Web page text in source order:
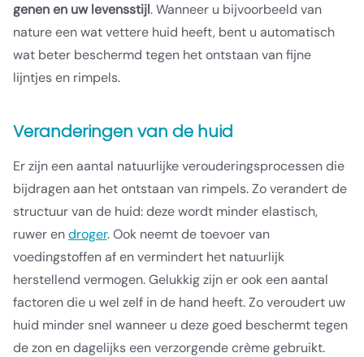
genen en uw levensstijl. Wanneer u bijvoorbeeld van
nature een wat vettere huid heeft, bent u automatisch
wat beter beschermd tegen het ontstaan van fijne
lijntjes en rimpels.
Veranderingen van de huid
Er zijn een aantal natuurlijke verouderingsprocessen die
bijdragen aan het ontstaan van rimpels. Zo verandert de
structuur van de huid: deze wordt minder elastisch,
ruwer endroger. Ook neemt de toevoer van
voedingstoffen af en vermindert het natuurlijk
herstellend vermogen. Gelukkig zijn er ook een aantal
factoren die u wel zelf in de hand heeft. Zo veroudert uw
huid minder snel wanneer u deze goed beschermt tegen
de zon en dagelijks een verzorgende crème gebruikt.